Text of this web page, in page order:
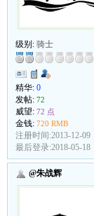
级别: 骑士
精华: 0
发帖: 72
威望: 72 点
金钱: 720 RMB
注册时间:2013-12-09
最后登录:2018-05-18
@朱战辉